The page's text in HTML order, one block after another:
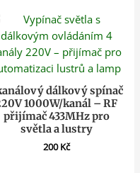
dálkový spínač
1000W/kanál – RF
přijímač 433MHz pro
světla a lustry
200Kč